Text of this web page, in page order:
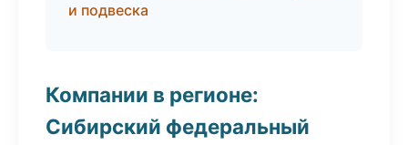
и подвеска
Компании в регионе:
Сибирский федеральный